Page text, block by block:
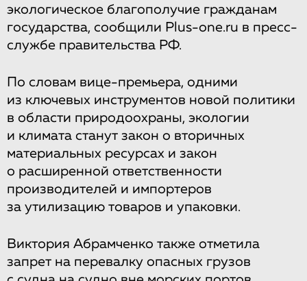
экологическое благополучие гражданам
государства, сообщили Plus-one.ru в пресс-
службе правительства РФ.
По словам вице-премьера, одними
из ключевых инструментов новой политики
в области природоохраны, экологии
и климата станут закон о вторичных
материальных ресурсах и закон
о расширенной ответственности
производителей и импортеров
за утилизацию товаров и упаковки.
Виктория Абрамченко также отметила
запрет на перевалку опасных грузов